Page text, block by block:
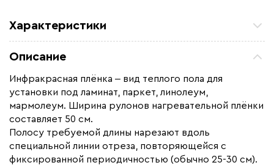
Характеристики
Мощность (Вт)
Назначение
Под линолеум / ковролин,
Монтаж Сухой монтаж
Макс. рабочая температура (C)
Описание
Инфракрасная плёнка ‒ вид теплого пола для
установки под ламинат, паркет, линолеум,
мармолеум. Ширина рулонов нагревательной плёнки
составляет 50 см.
Полосу требуемой длины нарезают вдоль
специальной линии отреза, повторяющейся с
фиксированной периодичностью (обычно 25-30 см).